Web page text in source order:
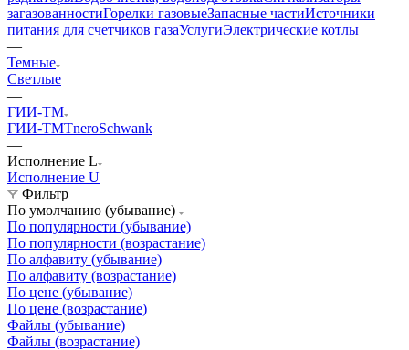
загазованностиГорелки газовыеЗапасные частиИсточники
питания для счетчиков газаУслугиЭлектрические котлы
—
Темные
Светлые
—
ГИИ-ТМ
ГИИ-ТМТneroSchwank
—
Исполнение L
Исполнение U
Фильтр
По умолчанию (убывание)
По популярности (убывание)
По популярности (возрастание)
По алфавиту (убывание)
По алфавиту (возрастание)
По цене (убывание)
По цене (возрастание)
Файлы (убывание)
Файлы (возрастание)